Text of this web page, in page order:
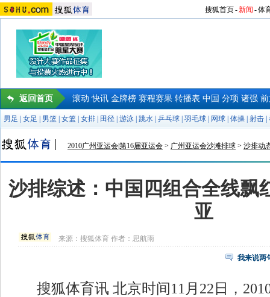
搜狐首页-新闻 -体
返回首页 滚动 快讯 金牌榜 赛程赛果 转播表 中国 分项 诸强
男足 女足 男篮 女篮 女排 田径 游泳 跳水 乒乓球 羽毛球 网球 体操 射击
2010广州亚运会|第16届亚运会 > 广州亚运会沙滩排球 > 沙排动
沙排综述：中国四组合全线飘
亚
来源：搜狐体育 作者：思航雨
我来说两
搜狐体育讯 北京时间11月22日，